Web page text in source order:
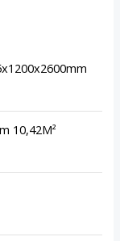
10,42M²